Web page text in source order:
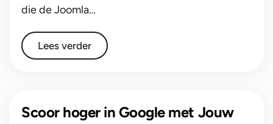
die de Joomla…
Lees verder
Scoor hoger in Google met Jouw